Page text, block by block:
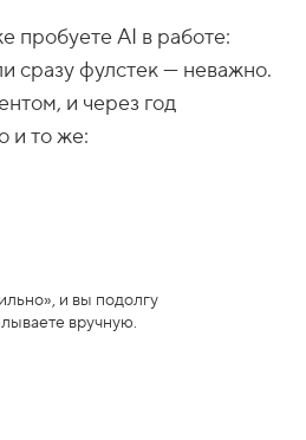
пробуете AI в работе:
сразу фулстек — неважно.
и через год
и то же:
и вы подолгу
вручную.